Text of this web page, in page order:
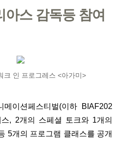
아스 감독등 참여
크 인 프로그레스 <아가미>
메이션페스티벌(이하 BIAF202
, 2개의 스페셜 토크와 1개의
5개의 프로그램 클래스를 공개